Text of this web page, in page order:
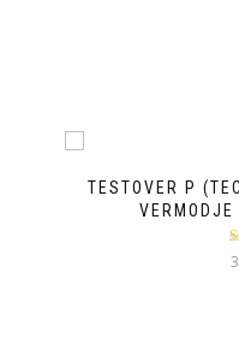
TESTOVER P